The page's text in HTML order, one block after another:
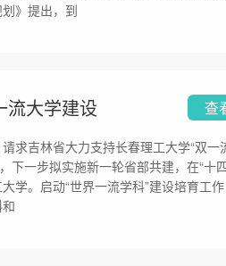
》提出，到
流大学建设 查
求吉林省大力支持长春理工大学“双一
下一步拟实施新一轮省部共建，在“十
学。启动“世界一流学科”建设培育工